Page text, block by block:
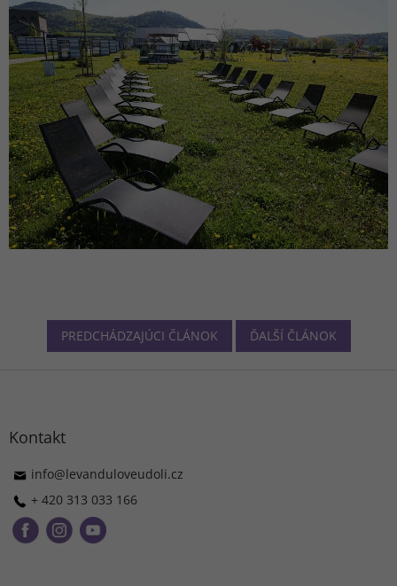
PREDCHÁDZAJÚCI ČLÁNOK ĎALŠÍ ČLÁNOK
Kontakt
info@levanduloveudoli.cz
+ 420 313 033 166